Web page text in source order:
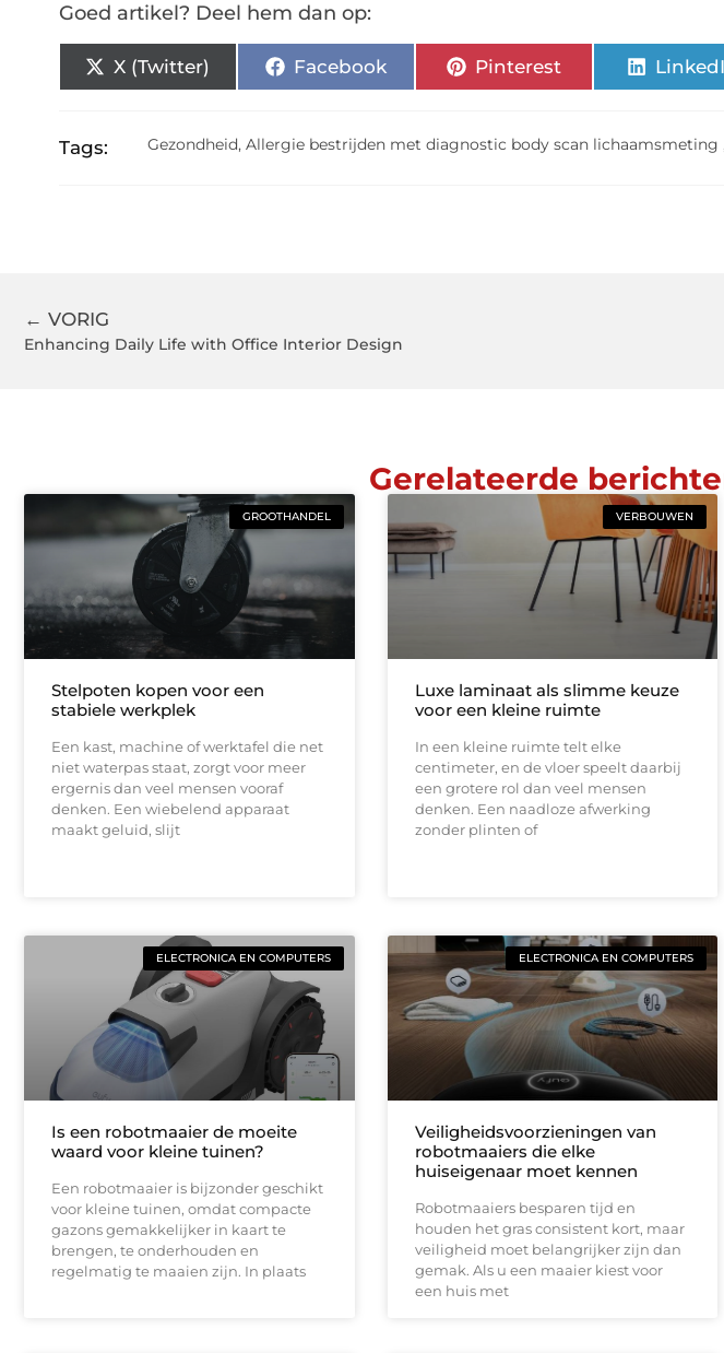
Goed artikel? Deel hem dan op:
X (Twitter) Facebook Pinterest
Tags: Gezondheid,Allergie bestrijden met diagnostic body scan lichaamsmeting
← VORIG
Enhancing Daily Life with Office Interior Design
Gerelateerde
GROOTHANDEL
Stelpoten kopen voor een
stabiele werkplek
Een kast, machine of werktafel die net
niet waterpas staat, zorgt voor meer
ergernis dan veel mensen vooraf
denken. Een wiebelend apparaat
maakt geluid, slijt
VERBOUWEN
Luxe laminaat als slimme keuze
voor een kleine ruimte
In een kleine ruimte telt elke
centimeter, en de vloer speelt daarbij
een grotere rol dan veel mensen
denken. Een naadloze afwerking
zonder plinten of
ELECTRONICA EN COMPUTERS
Is een robotmaaier de moeite
waard voor kleine tuinen?
Een robotmaaier is bijzonder geschikt
voor kleine tuinen, omdat compacte
gazons gemakkelijker in kaart te
brengen, te onderhouden en
regelmatig te maaien zijn. In plaats
ELECTRONICA EN COMPUTERS
Veiligheidsvoorzieningen van
robotmaaiers die elke
huiseigenaar moet kennen
Robotmaaiers besparen tijd en
houden het gras consistent kort, maar
veiligheid moet belangrijker zijn dan
gemak. Als u een maaier kiest voor
een huis met